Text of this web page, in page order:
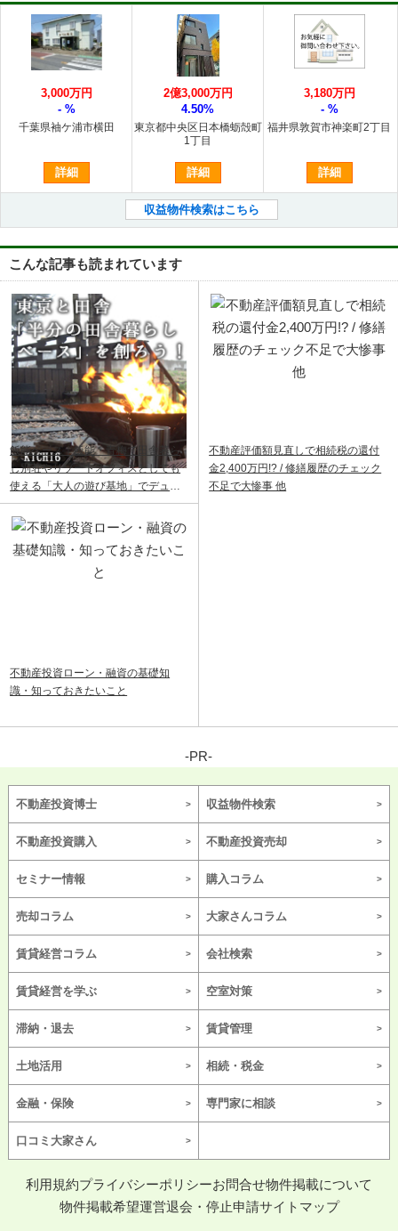
千葉県袖ケ浦市横田
3,000万円
- %
詳細
東京都中央区日本橋蛎殻町
1丁目
2億3,000万円
4.50%
詳細
福井県敦賀市神楽町2丁目
3,180万円
- %
詳細
収益物件検索はこちら
こんな記事も読まれています
飯能ベース｜飯能・青梅で田舎暮ら
し別荘やリゾートオフィスとしても
使える「大人の遊び基地」でデュア
ルライフ
不動産評価額見直しで相続税の還付
金2,400万円!? / 修繕履歴のチェック
不足で大惨事 他
不動産投資ローン・融資の基礎知
識・知っておきたいこと
-PR-
不動産投資博士 収益物件検索
不動産投資購入 不動産投資売却
セミナー情報 購入コラム
売却コラム 大家さんコラム
賃貸経営コラム 会社検索
賃貸経営を学ぶ 空室対策
滞納・退去 賃貸管理
土地活用 相続・税金
金融・保険 専門家に相談
口コミ大家さん
利用規約プライバシーポリシーお問合せ物件掲載について
物件掲載希望運営退会・停止申請サイトマップ